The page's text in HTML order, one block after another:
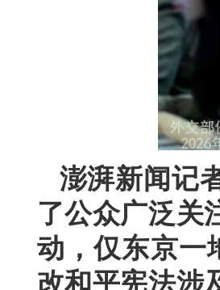
澎湃新闻记
了公众广泛关
动，仅东京一
改和平宪法涉